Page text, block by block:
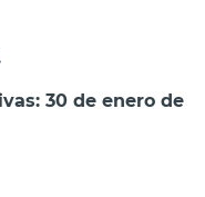
30 de enero de